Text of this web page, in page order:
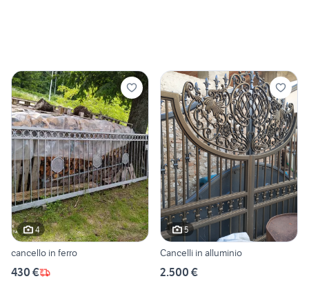
4
cancello in ferro
430 €
5
Cancelli in alluminio
2.500 €